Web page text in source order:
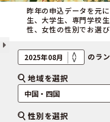
昨年の申込データを元
生、大学生、専門学校
性、女性の性別でお選び
のラ
地域を選択
性別を選択